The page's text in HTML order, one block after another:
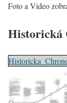
Foto a Video
Historická